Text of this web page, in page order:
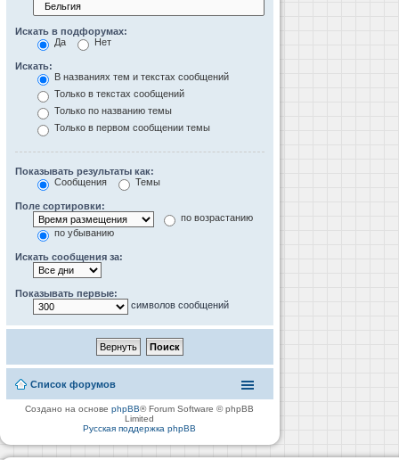
Искать в подфорумах:
Да
Нет
Искать:
В названиях тем и текстах сообщений
Только в текстах сообщений
Только по названию темы
Только в первом сообщении темы
Показывать результаты как:
Сообщения
Темы
Поле сортировки:
по возрастанию
по убыванию
Искать сообщения за:
Показывать первые:
символов сообщений
Список форумов
Создано на основеphpBB® Forum Software © phpBB
Limited
Русская поддержка phpBB